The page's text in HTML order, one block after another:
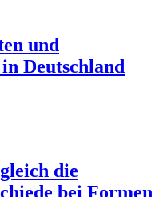
und
Deutschland
die
bei Formen